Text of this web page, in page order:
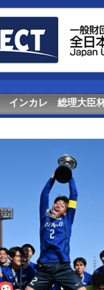
インカレ 総理大臣